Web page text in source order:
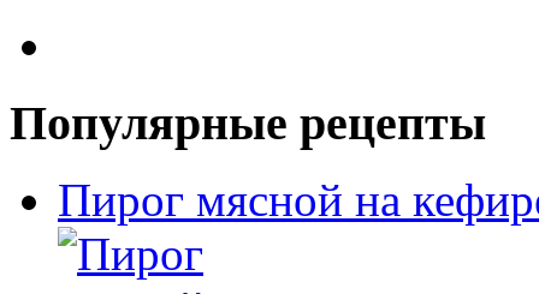
Популярные рецепты
Пирог мясной на